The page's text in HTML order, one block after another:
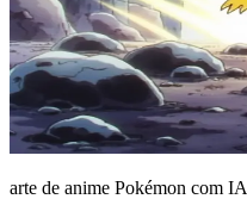
arte de anime Pokémon com IA